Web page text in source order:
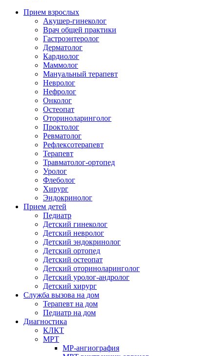
Прием взрослых
Акушер-гинеколог
Врач общей практики
Гастроэнтеролог
Дерматолог
Кардиолог
Маммолог
Мануальный терапевт
Невролог
Нефролог
Онколог
Остеопат
Оториноларинголог
Проктолог
Ревматолог
Рефлексотерапевт
Терапевт
Травматолог-ортопед
Уролог
Флеболог
Хирург
Эндокринолог
Прием детей
Педиатр
Детский гинеколог
Детский невролог
Детский эндокринолог
Детский ортопед
Детский остеопат
Детский оториноларинголог
Детский уролог-андролог
Детский хирург
Служба вызова на дом
Терапевт на дом
Педиатр на дом
Диагностика
КЛКТ
МРТ
МР-ангиография